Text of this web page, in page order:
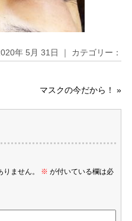
年 5月 31日 ｜ カテゴリー：
マスクの今だから！ »
ません。 ※ が付いている欄は必